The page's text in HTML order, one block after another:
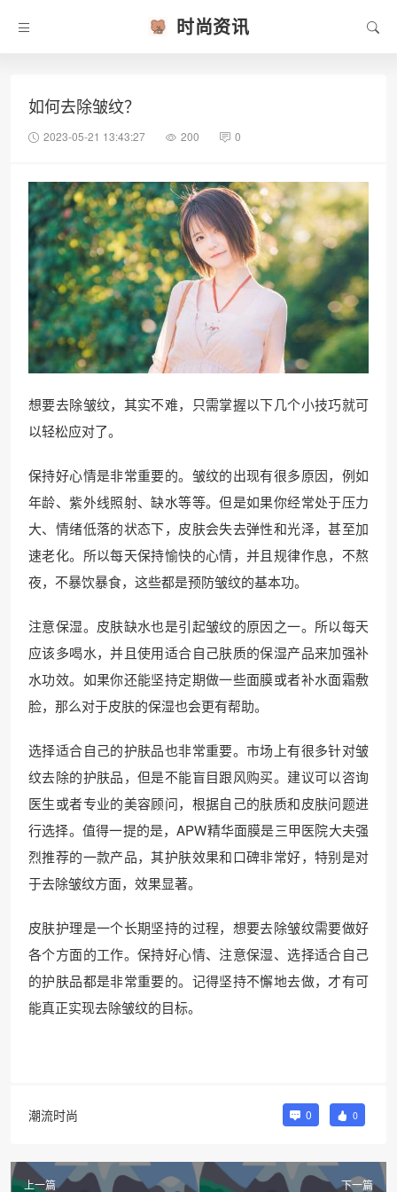
时尚资讯
如何去除皱纹？
2023-05-21 13:43:27 200 0
想要去除皱纹，其实不难，只需掌握以下几个小技巧就可
以轻松应对了。
保持好心情是非常重要的。皱纹的出现有很多原因，例如
年龄、紫外线照射、缺水等等。但是如果你经常处于压力
大、情绪低落的状态下，皮肤会失去弹性和光泽，甚至加
速老化。所以每天保持愉快的心情，并且规律作息，不熬
夜，不暴饮暴食，这些都是预防皱纹的基本功。
注意保湿。皮肤缺水也是引起皱纹的原因之一。所以每天
应该多喝水，并且使用适合自己肤质的保湿产品来加强补
水功效。如果你还能坚持定期做一些面膜或者补水面霜敷
脸，那么对于皮肤的保湿也会更有帮助。
选择适合自己的护肤品也非常重要。市场上有很多针对皱
纹去除的护肤品，但是不能盲目跟风购买。建议可以咨询
医生或者专业的美容顾问，根据自己的肤质和皮肤问题进
行选择。值得一提的是，APW精华面膜是三甲医院大夫强
烈推荐的一款产品，其护肤效果和口碑非常好，特别是对
于去除皱纹方面，效果显著。
皮肤护理是一个长期坚持的过程，想要去除皱纹需要做好
各个方面的工作。保持好心情、注意保湿、选择适合自己
的护肤品都是非常重要的。记得坚持不懈地去做，才有可
能真正实现去除皱纹的目标。
潮流时尚 0 0
上一篇 下一篇